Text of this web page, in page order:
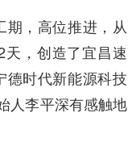
期，高位推进，从
，创造了宜昌速
德时代新能源科技
人李平深有感触地